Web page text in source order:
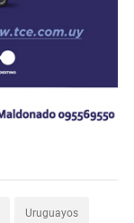
Uruguayos